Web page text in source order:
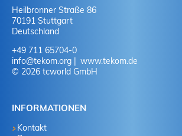
Heilbronner Straße 86
70191 Stuttgart
Deutschland
+49 711 65704-0
info@tekom.org
www.tekom.de
© 2026 tcworld GmbH
INFORMATIONEN
Kontakt